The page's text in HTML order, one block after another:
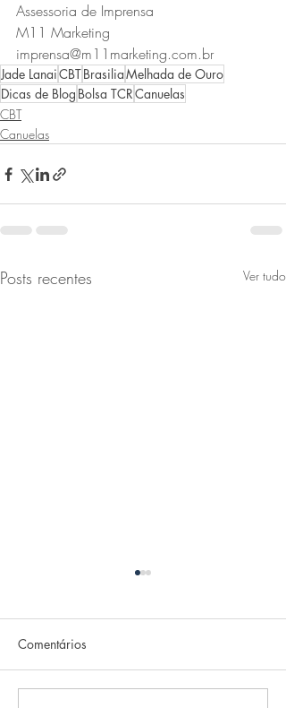
Assessoria de Imprensa
M11 Marketing
imprensa@m11marketing.com.br
Jade LanaiCBTBrasiliaMelhada de Ouro
Dicas de Blog Bolsa TCRCanuelas
CBT
Canuelas
Posts recentes Ver tudo
Comentários